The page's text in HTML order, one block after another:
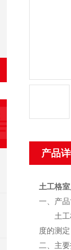
产品
土工格
一、 产
土
度的测定
二、主